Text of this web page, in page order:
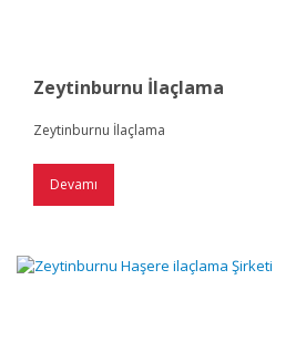
Zeytinburnu İlaçlama
Zeytinburnu İlaçlama
Devamı